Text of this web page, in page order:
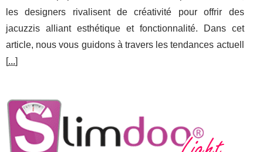
les designers rivalisent de créativité pour offrir des
jacuzzis alliant esthétique et fonctionnalité. Dans cet
article, nous vous guidons à travers les tendances actuell
[...]